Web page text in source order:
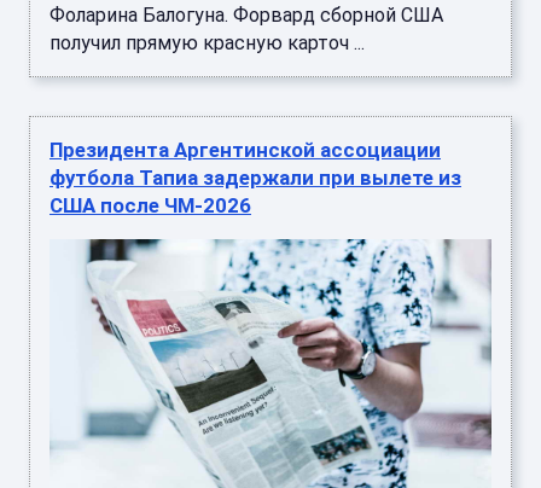
Фоларина Балогуна. Форвард сборной США
получил прямую красную карточ ...
Президента Аргентинской ассоциации
футбола Тапиа задержали при вылете из
США после ЧМ-2026